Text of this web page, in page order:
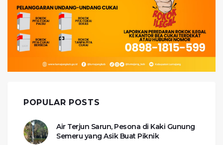
POPULAR POSTS
Air Terjun Sarun, Pesona di Kaki Gunung
Semeru yang Asik Buat Piknik